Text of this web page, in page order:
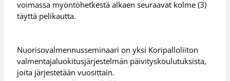
voimassa myöntöhetkestä alkaen seuraavat kolme (3)
täyttä pelikautta.
Nuorisovalmennusseminaari on yksi Koripalloliiton
valmentajaluokitusjärjestelmän päivityskoulutuksista,
joita järjestetään vuosittain.